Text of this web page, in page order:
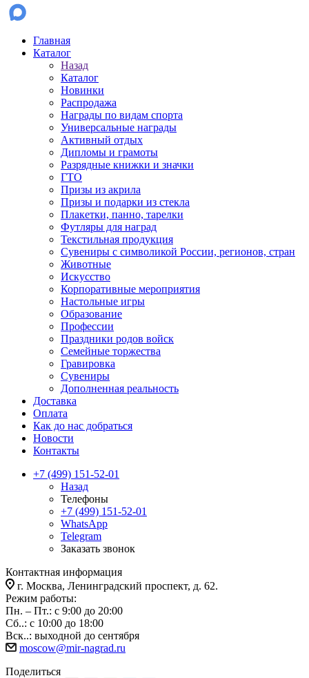
Главная
Каталог
Назад
Каталог
Новинки
Распродажа
Награды по видам спорта
Универсальные награды
Активный отдых
Дипломы и грамоты
Разрядные книжки и значки
ГТО
Призы из акрила
Призы и подарки из стекла
Плакетки, панно, тарелки
Футляры для наград
Текстильная продукция
Сувениры с символикой России, регионов, стран
Животные
Искусство
Корпоративные мероприятия
Настольные игры
Образование
Профессии
Праздники родов войск
Семейные торжества
Гравировка
Сувениры
Дополненная реальность
Доставка
Оплата
Как до нас добраться
Новости
Контакты
+7 (499) 151-52-01
Назад
Телефоны
+7 (499) 151-52-01
WhatsApp
Telegram
Заказать звонок
Контактная информация
г. Москва, Ленинградский проспект, д. 62.
Режим работы:
Пн. – Пт.: с 9:00 до 20:00
Сб..: с 10:00 до 18:00
Вск..: выходной до сентября
moscow@mir-nagrad.ru
Поделиться